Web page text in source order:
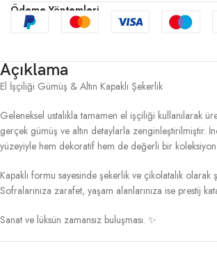
Ödeme Yöntemleri
Açıklama
El İşçiliği Gümüş & Altın Kapaklı Şekerlik
Geleneksel ustalıkla tamamen el işçiliği kullanılarak
gerçek gümüş ve altın detaylarla zenginleştirilmiştir.
yüzeyiyle hem dekoratif hem de değerli bir koleksiyon
Kapaklı formu sayesinde şekerlik ve çikolatalık olarak
Sofralarınıza zarafet, yaşam alanlarınıza ise prestij
Sanat ve lüksün zamansız buluşması. ✨